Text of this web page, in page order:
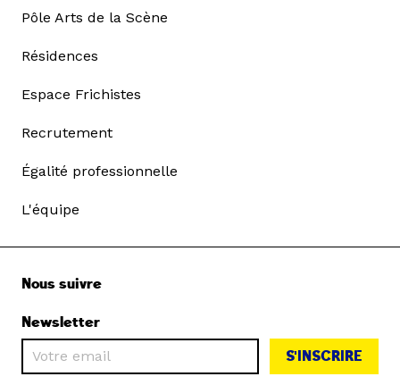
Pôle Arts de la Scène
Résidences
Espace Frichistes
Recrutement
Égalité professionnelle
L'équipe
Nous suivre
Newsletter
S'INSCRIRE